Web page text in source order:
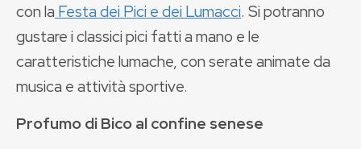
con la Festa dei Pici e dei Lumacci. Si potranno
gustare i classici pici fatti a mano e le
caratteristiche lumache, con serate animate da
musica e attività sportive.
Profumo di Bico al confine senese